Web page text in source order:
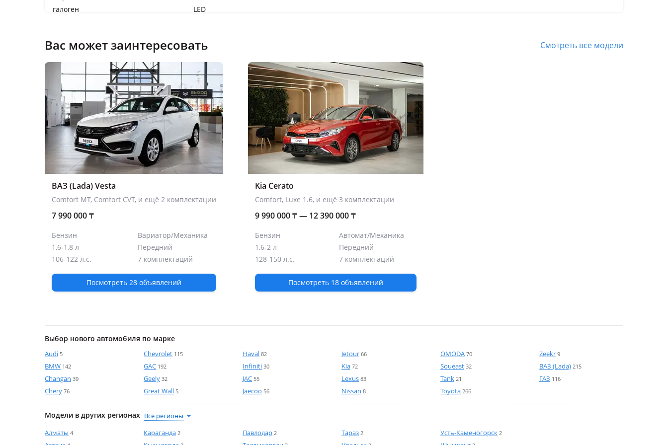
галоген
LED
LED
LED
Ручки дверей в цвет кузова
Панорамный люк
Оснащение салона
кожа
всех дверей
10.25" и 4
Отделка салона
Push Start
Бесключевой доступ
Мультимедиа (экран и динамики)
Встроенный видеорегистратор
Вас может заинтересовать Смотреть все модели
ВАЗ (Lada) Vesta
Comfort MT, Comfort CVT, и ещё 2 комплектации
7 990 000₸
Бензин
1,6-1,8 л
106-122 л.с.
Вариатор/Механика
Передний
7 комплектаций
Посмотреть 28 объявлений
Kia Cerato
Comfort, Luxe 1.6, и ещё 3 комплектации
9 990 000₸— 12 390 000₸
Бензин
1,6-2 л
128-150 л.с.
Автомат/Механика
Передний
7 комплектаций
Посмотреть 18 объявлений
Выбор нового автомобиля по марке
Audi 5
BMW 142
Changan 39
Chery 76
Chevrolet 115
GAC 192
Geely 32
Great Wall 5
Haval 82
Infiniti 30
JAC 55
Jaecoo 56
Jetour 66
Kia 72
Lexus 83
Nissan 8
OMODA 70
Soueast 32
Tank 21
Toyota 266
Zeekr 9
ВАЗ (Lada) 215
ГАЗ 116
Модели в других регионах
Алматы 4 Караганда 2 Павлодар 2 Тараз 2 Усть-Каменогорск 2